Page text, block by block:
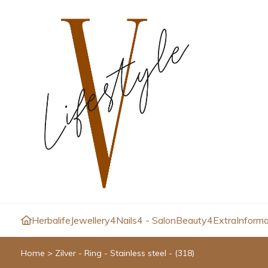
HerbalifeJewellery4Nails4 - SalonBeauty4Extra
Home > Zilver - Ring - Stainless steel - (318)